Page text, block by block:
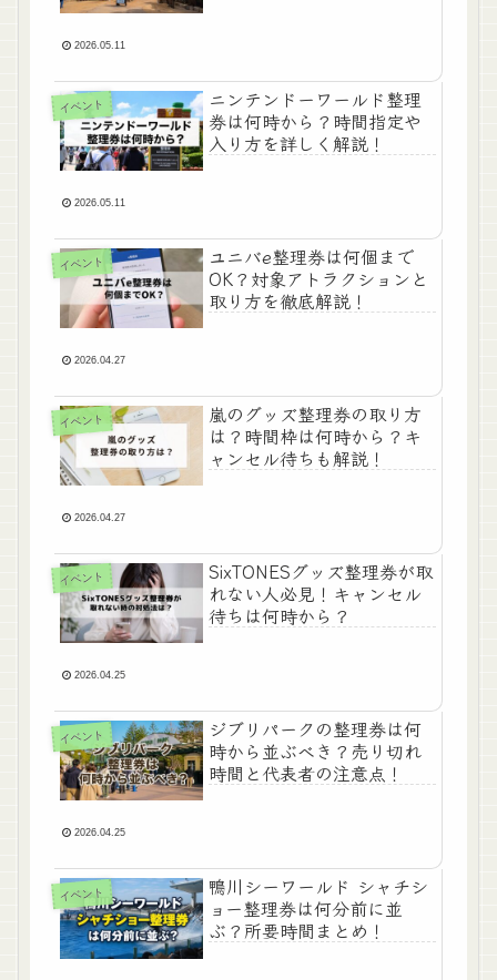
2026.05.11
イベント
ニンテンドーワールド整理
券は何時から？時間指定や
入り方を詳しく解説！
2026.05.11
イベント
ユニバe整理券は何個まで
OK？対象アトラクションと
取り方を徹底解説！
2026.04.27
イベント
嵐のグッズ整理券の取り方
は？時間枠は何時から？キ
ャンセル待ちも解説！
2026.04.27
イベント
SixTONESグッズ整理券が取
れない人必見！キャンセル
待ちは何時から？
2026.04.25
イベント
ジブリパークの整理券は何
時から並ぶべき？売り切れ
時間と代表者の注意点！
2026.04.25
イベント
鴨川シーワールド シャチシ
ョー整理券は何分前に並
ぶ？所要時間まとめ！